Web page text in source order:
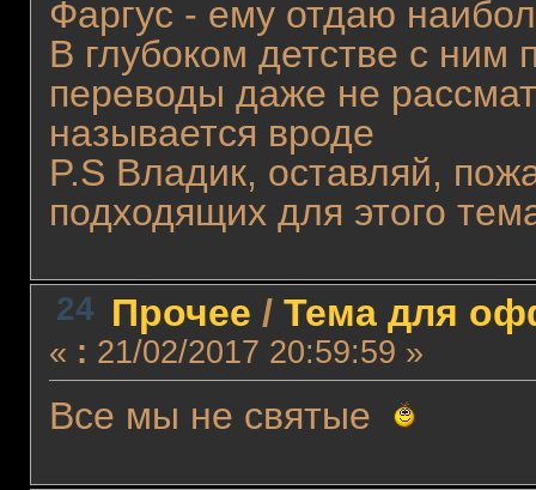
Фаргус - ему отдаю
В глубоком детстве с ним
переводы даже не
называется вроде
P.S Владик, оставляй,
подходящих для этого
24 Прочее / Тема для
« : 21/02/2017 20:59:59 »
Все мы не святые